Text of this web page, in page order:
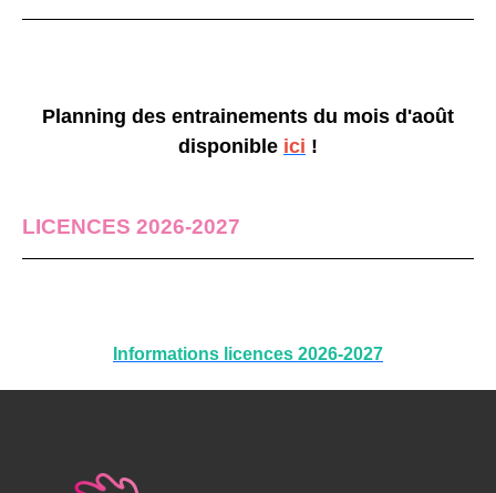
Planning des entrainements du mois d'août
disponible ici !
LICENCES 2026-2027
Informations licences 2026-2027